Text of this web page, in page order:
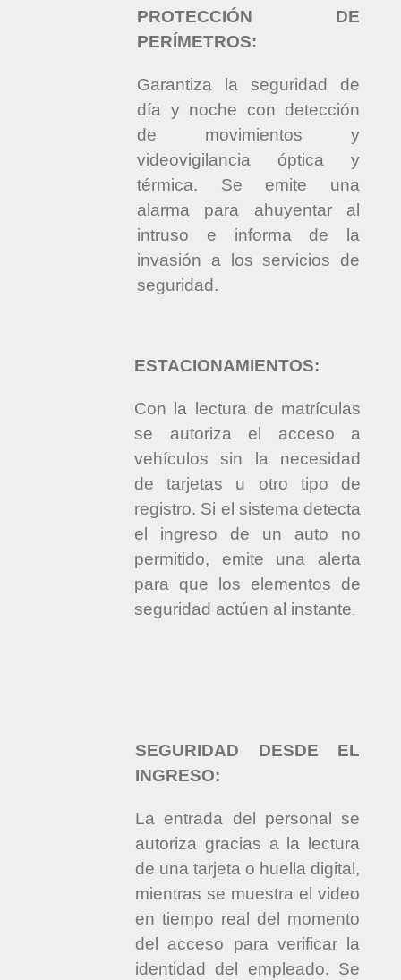
PROTECCIÓN DE
PERÍMETROS:
Garantiza la seguridad de
día y noche con detección
de movimientos y
videovigilancia óptica y
térmica. Se emite una
alarma para ahuyentar al
intruso e informa de la
invasión a los servicios de
seguridad.
ESTACIONAMIENTOS:
Con la lectura de matrículas
se autoriza el acceso a
vehículos sin la necesidad
de tarjetas u otro tipo de
registro. Si el sistema detecta
el ingreso de un auto no
permitido, emite una alerta
para que los elementos de
seguridad actúen al instante.
SEGURIDAD DESDE EL
INGRESO:
La entrada del personal se
autoriza gracias a la lectura
de una tarjeta o huella digital,
mientras se muestra el video
en tiempo real del momento
del acceso para verificar la
identidad del empleado. Se